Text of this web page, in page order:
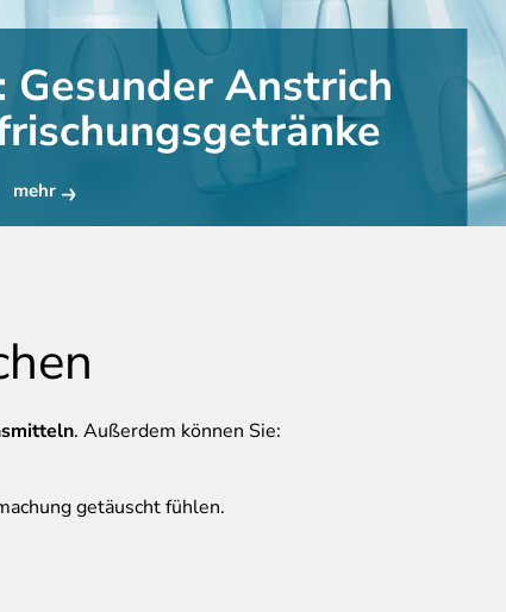
Anstrich
mehr
. Außerdem können Sie:
getäuscht fühlen.